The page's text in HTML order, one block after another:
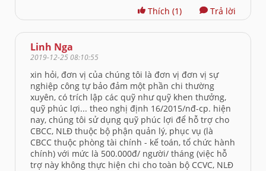
Thích (1) Trả lời
Linh Nga
2019-12-25 08:10:55
xin hỏi, đơn vị của chúng tôi là đơn vị đơn vị sự
nghiệp công tự bảo đảm một phần chi thường
xuyên, có trích lập các quỹ như quỹ khen thưởng,
quỹ phúc lợi... theo nghị định 16/2015/nđ-cp. hiện
nay, chúng tôi sử dụng quỹ phúc lợi để hỗ trợ cho
CBCC, NLĐ thuộc bộ phận quản lý, phục vụ (là
CBCC thuộc phòng tài chính - kế toán, tổ chức hành
chính) với mức là 500.000đ/ người/ tháng (việc hỗ
trợ này không thực hiện chi cho toàn bộ CCVC, NLĐ